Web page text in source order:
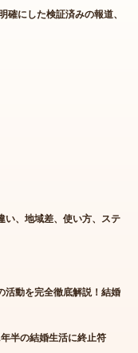
確にした検証済みの報道、
い、地域差、使い方、ステ
活動を完全徹底解説！結婚
半の結婚生活に終止符